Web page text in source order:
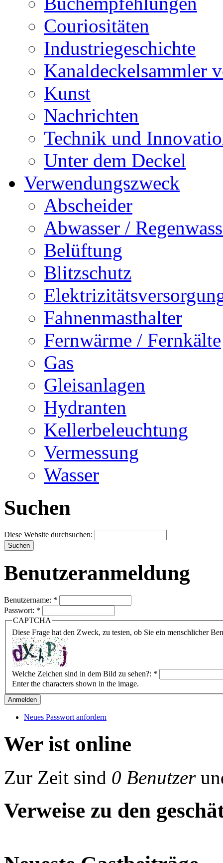
Couriositäten
Industriegeschichte
Kanaldeckelsammler
Kunst
Nachrichten
Technik und
Unter dem Deckel
Verwendungszweck
Abscheider
Abwasser /
Belüftung
Blitzschutz
Fahnenmasthalter
Fernwärme / Fernkälte
Gas
Gleisanlagen
Hydranten
Kellerbeleuchtung
Vermessung
Wasser
Suchen
Diese Website durchsuchen:
Benutzeranmeldung
Benutzername: *
Passwort: *
CAPTCHA
Diese Frage hat den Zweck, zu testen, ob Sie ein menschlicher
Welche Zeichen sind in dem Bild zu sehen?: *
Enter the characters shown in the image.
Neues Passwort anfordern
Wer ist online
Zur Zeit sind 0 Benutzer
Verweise zu den